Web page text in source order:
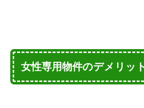
女性専用物件のデメリット